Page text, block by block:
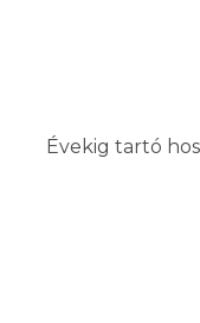
Évekig tartó